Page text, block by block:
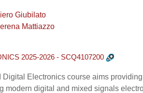
Giubilato
Mattiazzo
2025-2026 - SCQ4107200
Digital Electronics course aims
modern digital and mixed signals